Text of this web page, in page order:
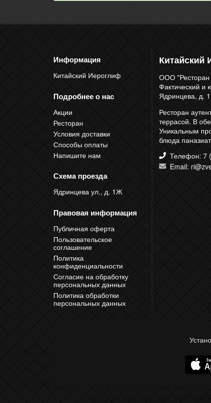
Информация
Китайский Иероглиф
Подробнее о нас
Акции
Ресторан
Условия доставки
Способы оплаты
Напишите нам
Схема проезда
Ядринцева ул., д. 1Ж
Правовая информация
Публичная оферта
Пользовательское
соглашение
Политика
конфиденциальности
Согласие на обработку
персональных данных
Политика обработки
персональных данных
Китайский
ООО "Ресторан
Фактический и
Ядринцева, д.
Ресторан
террасой. В
Уникальным
блюда
Телефон: 7
Email: